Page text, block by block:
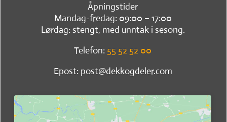
Åpningstider
Mandag-fredag: 09:00 – 17:00
Lørdag: stengt, med unntak i sesong.
Telefon: 55 52 52 00
Epost: post@dekkogdeler.com